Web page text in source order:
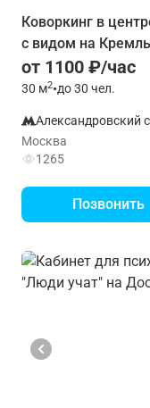
Коворкинг в
с видом на Кремль
от 1100 ₽/час
30 м2•до 30 чел.
Александровский
Москва
1265
Позвонить